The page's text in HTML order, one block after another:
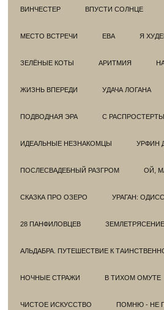
ВИНЧЕСТЕР ВПУСТИ СОЛНЦЕ
МЕСТО ВСТРЕЧИ ЕВА Я
ЗЕЛЁНЫЕ КОТЫ АРИТМИЯ
ЖИЗНЬ ВПЕРЕДИ УДАЧА ЛОГАНА
ПОДВОДНАЯ ЭРА С
ИДЕАЛЬНЫЕ НЕЗНАКОМЦЫ УРФИН
ПОСЛЕСВАДЕБНЫЙ РАЗГРОМ ОЙ,
СКАЗКА ПРО ОЗЕРО УРАГАН:
28 ПАНФИЛОВЦЕВ ЗЕМЛЕТРЯСЕНИЕ
АЛЬДАБРА. ПУТЕШЕСТВИЕ К
НОЧНЫЕ СТРАЖИ В ТИХОМ ОМУТЕ
ЧИСТОЕ ИСКУССТВО ПОМНЮ - НЕ